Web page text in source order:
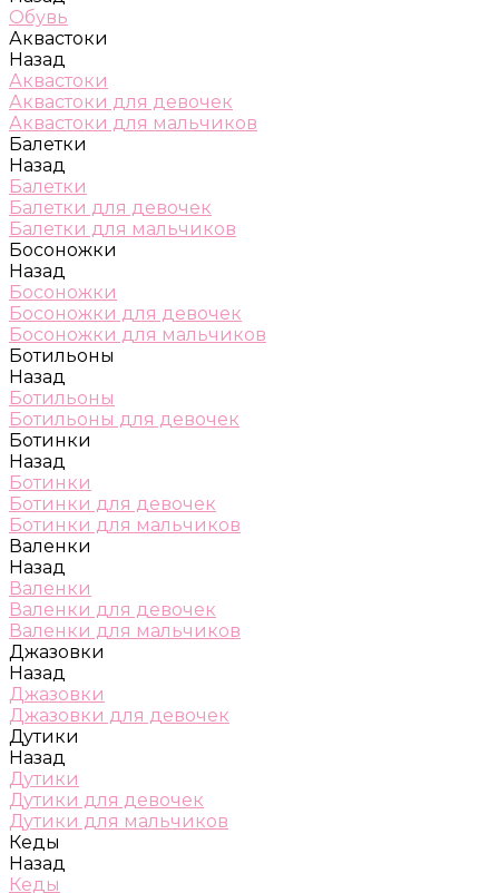
Обувь
Аквастоки
Назад
Аквастоки
Аквастоки для девочек
Аквастоки для мальчиков
Балетки
Назад
Балетки
Балетки для девочек
Балетки для мальчиков
Босоножки
Назад
Босоножки
Босоножки для девочек
Босоножки для мальчиков
Ботильоны
Назад
Ботильоны
Ботильоны для девочек
Ботинки
Назад
Ботинки
Ботинки для девочек
Ботинки для мальчиков
Валенки
Назад
Валенки
Валенки для девочек
Валенки для мальчиков
Джазовки
Назад
Джазовки
Джазовки для девочек
Дутики
Назад
Дутики
Дутики для девочек
Дутики для мальчиков
Кеды
Назад
Кеды